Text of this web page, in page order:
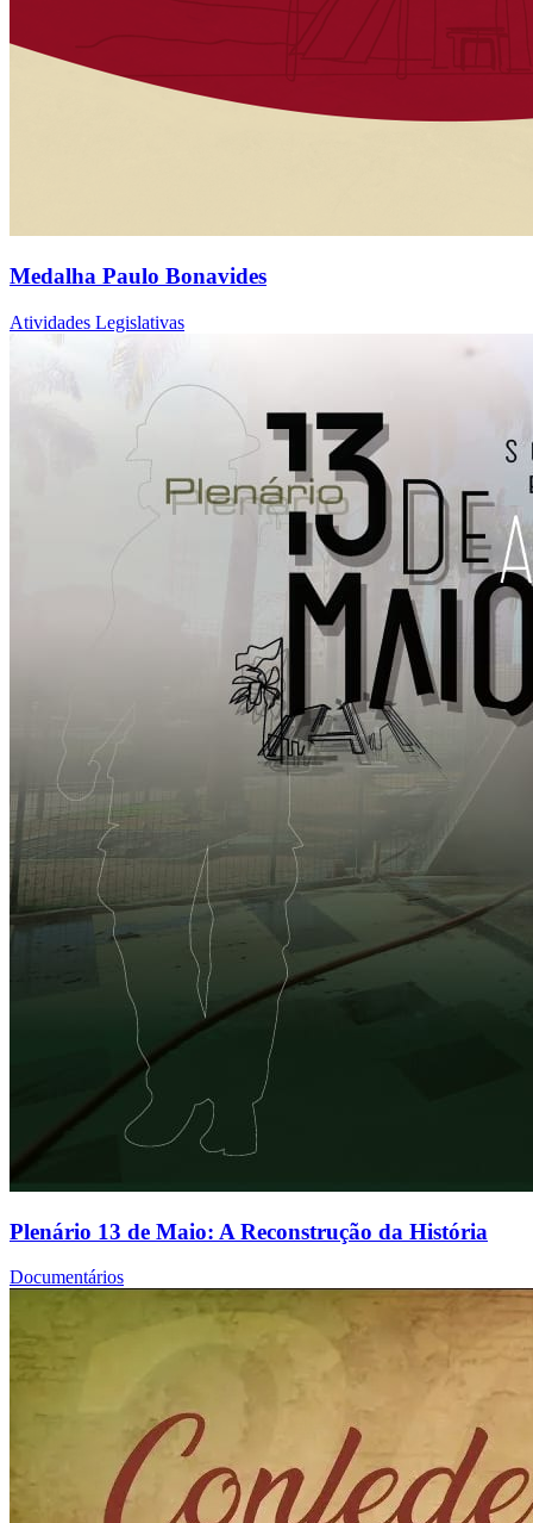
Medalha Paulo Bonavides
Atividades Legislativas
Plenário 13 de Maio: A Reconstrução da História
Documentários